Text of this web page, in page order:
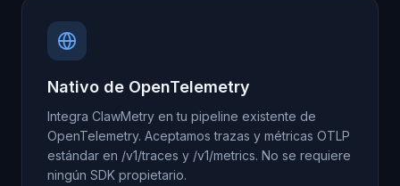
Nativo de OpenTelemetry
Integra ClawMetry en tu pipeline existente de
OpenTelemetry. Aceptamos trazas y métricas OTLP
estándar en /v1/traces y /v1/metrics. No se requiere
ningún SDK propietario.